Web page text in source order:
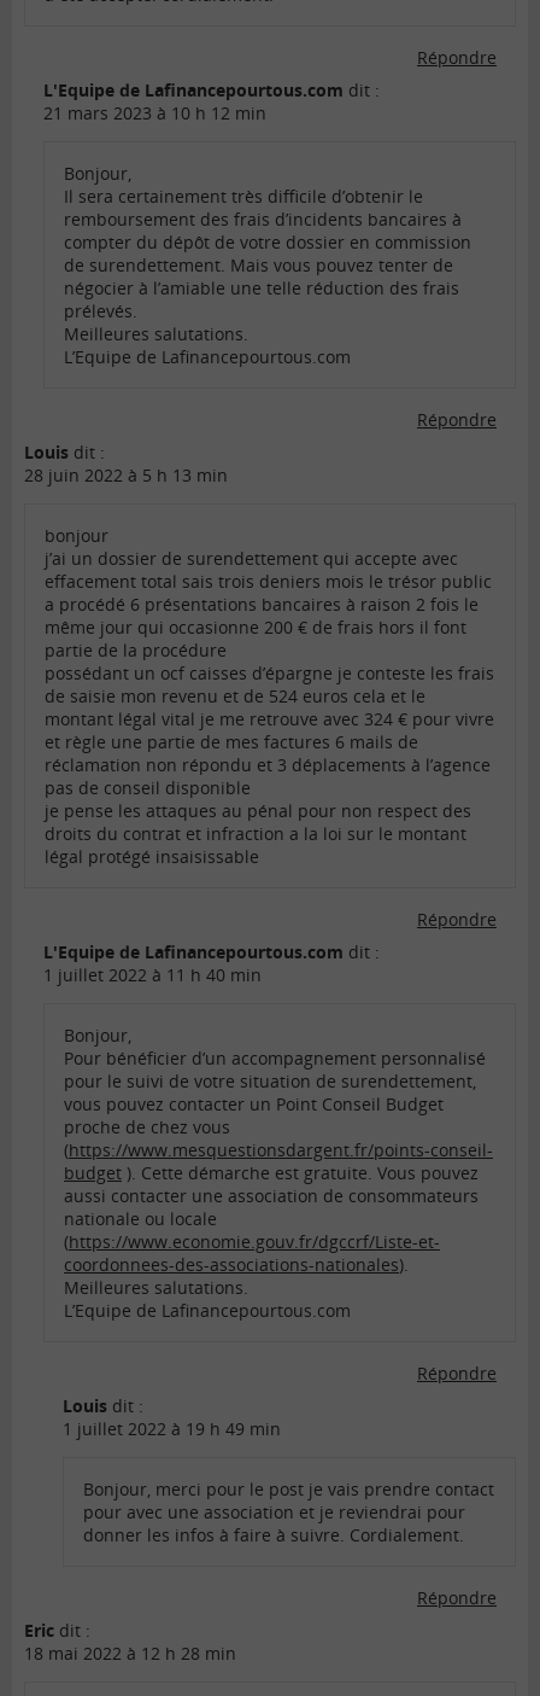
Répondre
L'Equipe de Lafinancepourtous.com dit :
21 mars 2023 à 10 h 12 min
Bonjour,
Il sera certainement très difficile d’obtenir le
remboursement des frais d’incidents bancaires à
compter du dépôt de votre dossier en commission
de surendettement. Mais vous pouvez tenter de
négocier à l’amiable une telle réduction des frais
prélevés.
Meilleures salutations.
L’Equipe de Lafinancepourtous.com
Répondre
Louis dit :
28 juin 2022 à 5 h 13 min
bonjour
j’ai un dossier de surendettement qui accepte avec
effacement total sais trois deniers mois le trésor public
a procédé 6 présentations bancaires à raison 2 fois le
même jour qui occasionne 200 € de frais hors il font
partie de la procédure
possédant un ocf caisses d’épargne je conteste les frais
de saisie mon revenu et de 524 euros cela et le
montant légal vital je me retrouve avec 324 € pour vivre
et règle une partie de mes factures 6 mails de
réclamation non répondu et 3 déplacements à l’agence
pas de conseil disponible
je pense les attaques au pénal pour non respect des
droits du contrat et infraction a la loi sur le montant
légal protégé insaisissable
Répondre
L'Equipe de Lafinancepourtous.com dit :
1 juillet 2022 à 11 h 40 min
Bonjour,
Pour bénéficier d’un accompagnement personnalisé
pour le suivi de votre situation de surendettement,
vous pouvez contacter un Point Conseil Budget
proche de chez vous
(https://www.mesquestionsdargent.fr/points-conseil-
budget ). Cette démarche est gratuite. Vous pouvez
aussi contacter une association de consommateurs
nationale ou locale
(https://www.economie.gouv.fr/dgccrf/Liste-et-
coordonnees-des-associations-nationales).
Meilleures salutations.
L’Equipe de Lafinancepourtous.com
Répondre
Louis dit :
1 juillet 2022 à 19 h 49 min
Bonjour, merci pour le post je vais prendre contact
pour avec une association et je reviendrai pour
donner les infos à faire à suivre. Cordialement.
Répondre
Eric dit :
18 mai 2022 à 12 h 28 min